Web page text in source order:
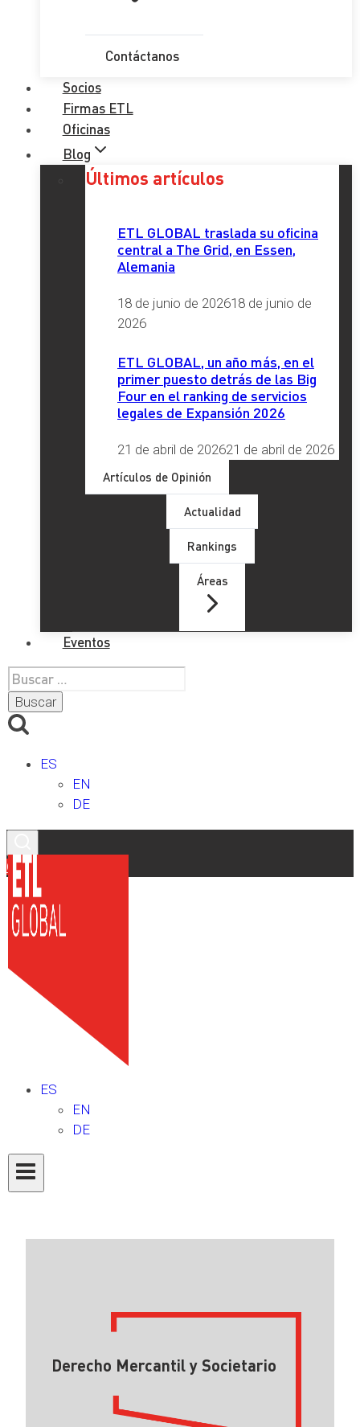
Contáctanos
Socios
Firmas ETL
Oficinas
Blog
Últimos artículos
ETL GLOBAL traslada su oficina
central a The Grid, en Essen,
Alemania
18 de junio de 202618 de junio de
2026
ETL GLOBAL, un año más, en el
primer puesto detrás de las Big
Four en el ranking de servicios
legales de Expansión 2026
21 de abril de 202621 de abril de 2026
Artículos de Opinión
Actualidad
Rankings
Áreas
Eventos
Buscar:
ES
EN
DE
Contacto
ES
EN
DE
Derecho Mercantil y Societario